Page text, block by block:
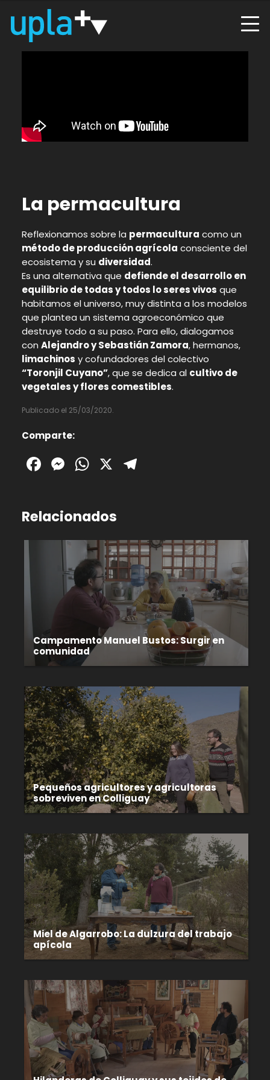
La permacultura
Reflexionamos sobre la permacultura como un
método de producción agrícola consciente del
ecosistema y su diversidad.
Es una alternativa que defiende el desarrollo en
equilibrio de todas y todos lo seres vivos que
habitamos el universo, muy distinta a los modelos
que plantea un sistema agroeconómico que
destruye todo a su paso. Para ello, dialogamos
con Alejandro y Sebastián Zamora, hermanos,
limachinos y cofundadores del colectivo
“Toronjil Cuyano”, que se dedica al cultivo de
vegetales y flores comestibles.
Publicado el 25/03/2020.
Comparte:
Facebook
Messenger
WhatsApp
X
Relacionados
Campamento Manuel Bustos: Surgir en
comunidad
Pequeños agricultores y agricultoras
sobreviven en Colliguay
Miel de Algarrobo: La dulzura del trabajo
apícola